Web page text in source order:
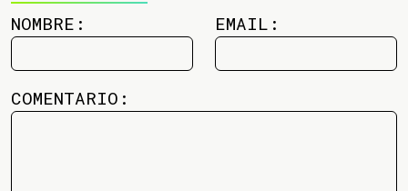
NOMBRE: EMAIL:
COMENTARIO: